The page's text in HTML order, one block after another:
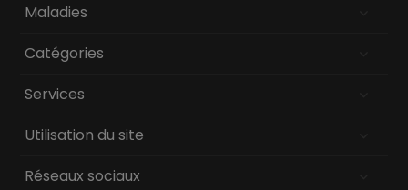
Maladies
Catégories
Services
Utilisation du site
Réseaux sociaux